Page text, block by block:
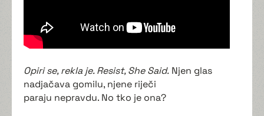
Opiri se, rekla je. Resist, She Said. Njen glas
nadjačava gomilu, njene riječi
paraju nepravdu. No tko je ona?